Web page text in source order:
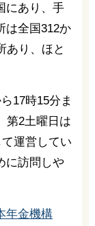
にあり、手
は全国312か
あり、ほと
17時15分ま
第2土曜日は
運営してい
に訪問しや
年金機構